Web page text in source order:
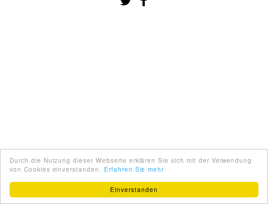
Einverstanden
Durch die Nutzung dieser Webseite erklären Sie sich mit der Verwendung
von Cookies einverstanden. Erfahren Sie mehr